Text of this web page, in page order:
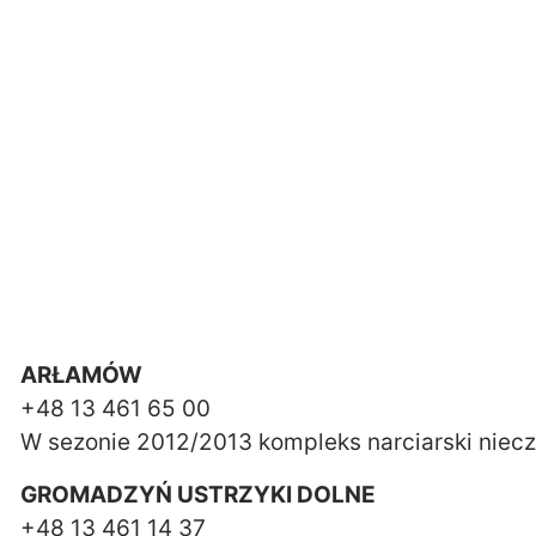
ARŁAMÓW
+48 13 461 65 00
W sezonie 2012/2013 kompleks narciarski
GROMADZYŃ USTRZYKI DOLNE
+48 13 461 14 37